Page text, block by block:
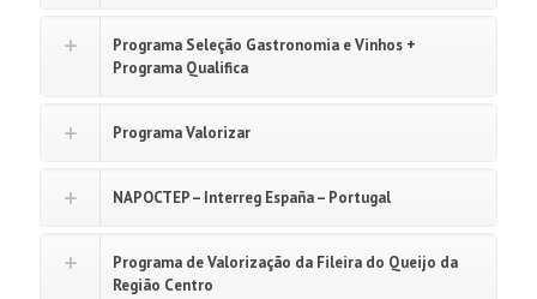
Programa Seleção Gastronomia e Vinhos +
Programa Qualifica
Programa Valorizar
NAPOCTEP – Interreg España – Portugal
Programa de Valorização da Fileira do Queijo da
Região Centro